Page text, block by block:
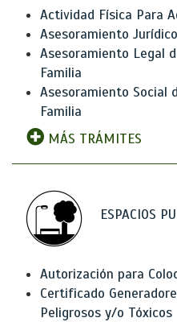
Actividad Física Para
Asesoramiento
Asesoramiento Legal
Familia
Asesoramiento Social
Familia
MÁS TRÁMITES
ESPACIOS
Autorización para
Certificado
Peligrosos y/o Tóxicos